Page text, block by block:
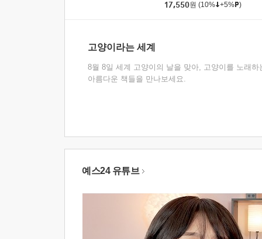
17,550원 (10% +5% )
고양이라는 세계
8월 8일 세계 고양이의 날을 맞아, 고양이를 노래하
아름다운 책들을 만나보세요.
예스24 유튜브